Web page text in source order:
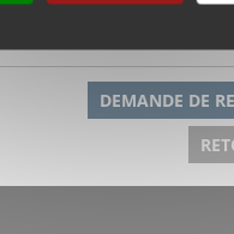
DEMANDE DE